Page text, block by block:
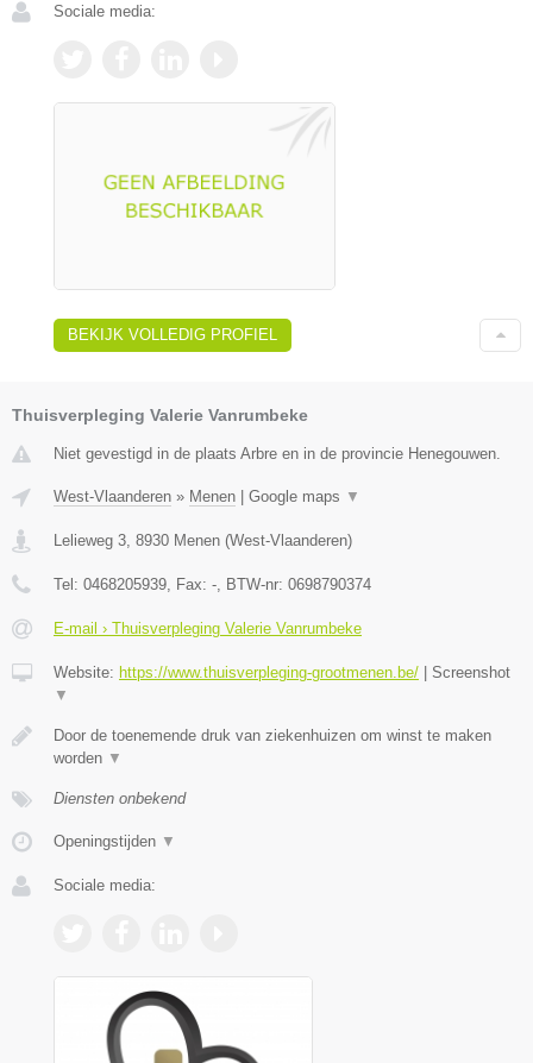
Sociale media:
BEKIJK VOLLEDIG PROFIEL
Thuisverpleging Valerie Vanrumbeke
Niet gevestigd in de plaats Arbre en in de provincie Henegouwen.
West-Vlaanderen » Menen Google maps ▼
Lelieweg 3, 8930 Menen (West-Vlaanderen)
Tel: 0468205939, Fax: -, BTW-nr: 0698790374
E-mail › Thuisverpleging Valerie Vanrumbeke
Website: https://www.thuisverpleging-grootmenen.be/
Screenshot
▼
Door de toenemende druk van ziekenhuizen om winst te maken
worden ▼
Diensten onbekend
Openingstijden ▼
Sociale media: